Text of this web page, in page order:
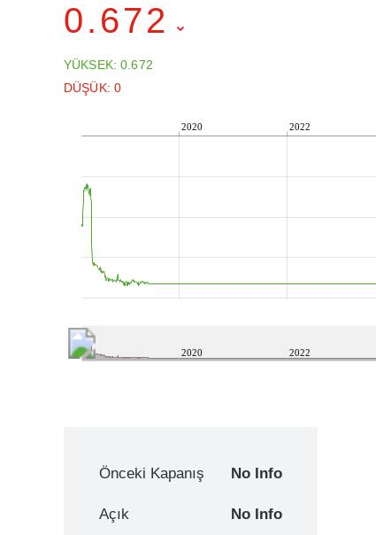
0.672
YÜKSEK: 0.672
DÜŞÜK: 0
2020 2022
2020 2022
Önceki Kapanış No Info
Açık No Info